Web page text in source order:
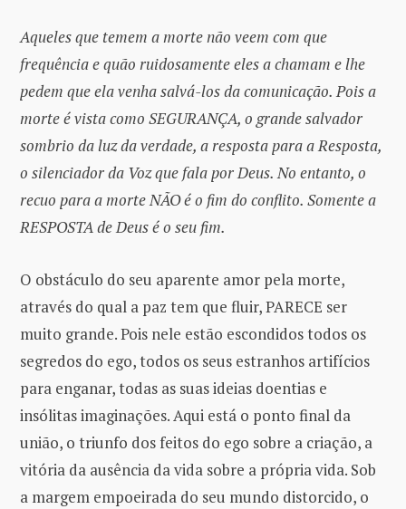
Aqueles que temem a morte não veem com que
frequência e quão ruidosamente eles a chamam e lhe
pedem que ela venha salvá-los da comunicação. Pois a
morte é vista como SEGURANÇA, o grande salvador
sombrio da luz da verdade, a resposta para a Resposta,
o silenciador da Voz que fala por Deus. No entanto, o
recuo para a morte NÃO é o fim do conflito. Somente a
RESPOSTA de Deus é o seu fim.
O obstáculo do seu aparente amor pela morte,
através do qual a paz tem que fluir, PARECE ser
muito grande. Pois nele estão escondidos todos os
segredos do ego, todos os seus estranhos artifícios
para enganar, todas as suas ideias doentias e
insólitas imaginações. Aqui está o ponto final da
união, o triunfo dos feitos do ego sobre a criação, a
vitória da ausência da vida sobre a própria vida. Sob
a margem empoeirada do seu mundo distorcido, o